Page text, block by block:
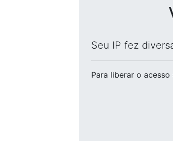
Seu IP fez
Para liberar o acesso